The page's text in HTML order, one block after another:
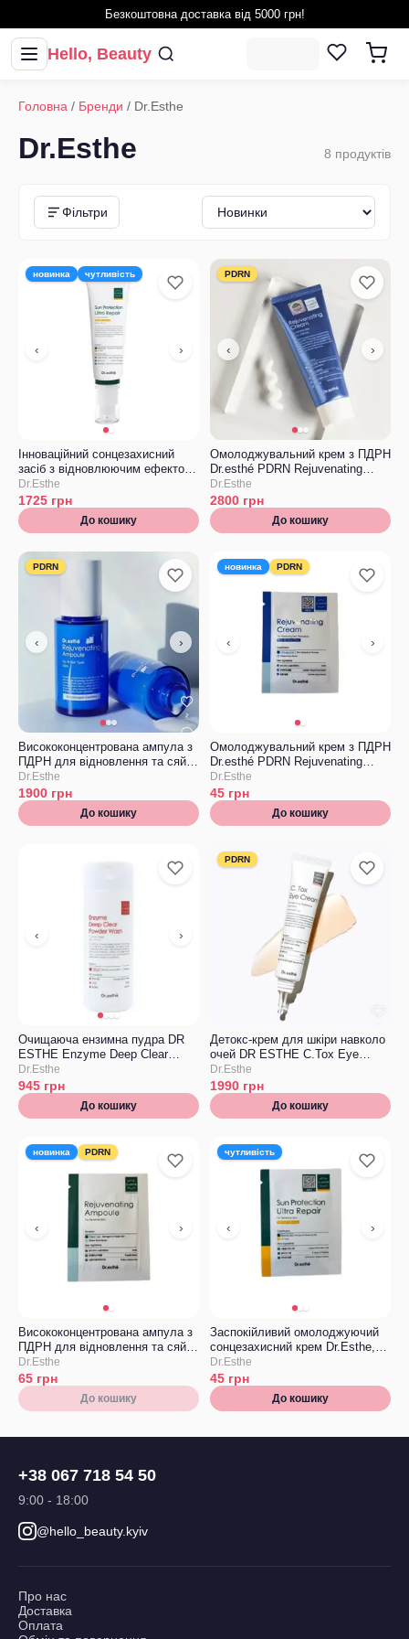
Безкоштовна доставка від 5000 грн!
Hello, Beauty
Головна / Бренди / Dr.Esthe
Dr.Esthe 8 продуктів
Фільтри
новинка чутливість
‹ ›
Інноваційний сонцезахисний
засіб з відновлюючим ефектом
Dr.esthé Sun Protection Ultra
Repair SPF 50+ PA++++
Dr.Esthe
1725 грн
До кошику
PDRN
‹ ›
Омолоджувальний крем з ПДРН
Dr.esthé PDRN Rejuvenating
Cream
Dr.Esthe
2800 грн
До кошику
PDRN
‹ ›
Висококонцентрована ампула з
ПДРН для відновлення та сяйва
шкіри Dr.esthé Rejuvenating
PDRN Ampoule
Dr.Esthe
1900 грн
До кошику
новинка PDRN
‹ ›
Омолоджувальний крем з ПДРН
Dr.esthé PDRN Rejuvenating
Cream, ТЕСТЕР
Dr.Esthe
45 грн
До кошику
‹ ›
Очищаюча ензимна пудра DR
ESTHE Enzyme Deep Clear
Powder Wash
Dr.Esthe
945 грн
До кошику
PDRN
Детокс-крем для шкіри навколо
очей DR ESTHE C.Tox Eye
Cream
Dr.Esthe
1990 грн
До кошику
новинка PDRN
‹ ›
Висококонцентрована ампула з
ПДРН для відновлення та сяйва
шкіри Dr.esthé Rejuvenating
PDRN Ampoule ТЕСТЕР
Dr.Esthe
65 грн
До кошику
чутливість
‹ ›
Заспокійливий омолоджуючий
сонцезахисний крем Dr.Esthe,
ТЕСТЕР
Dr.Esthe
45 грн
До кошику
+38 067 718 54 50
9:00 - 18:00
@hello_beauty.kyiv
Про нас
Доставка
Оплата